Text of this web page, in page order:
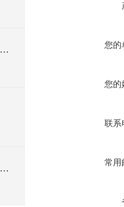
不锈钢潜水搅拌机的工作原理及作用特点、CAD安装系统结构图
潜水曝气机厂家分享离心式曝气机与射流式曝气机如何选型
您的
您的
联系
常用